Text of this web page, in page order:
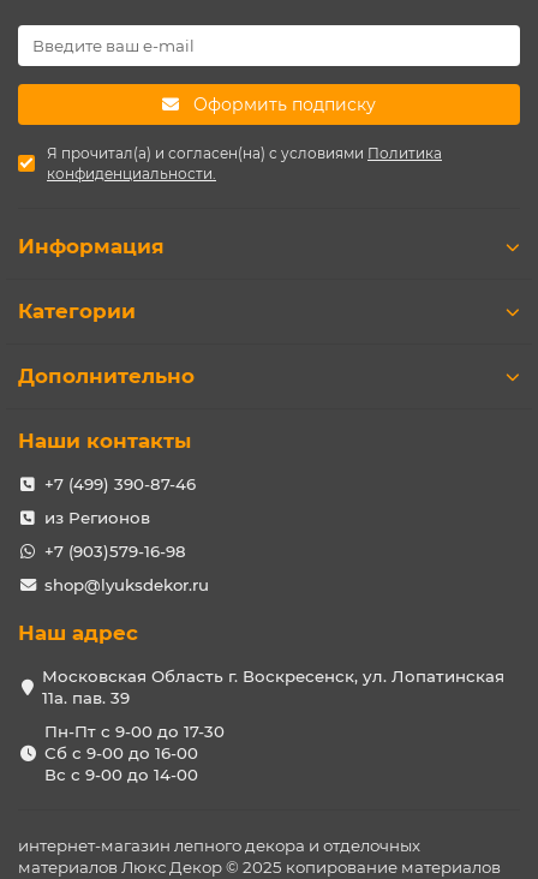
Оформить подписку
Я прочитал(а) и согласен(на) с условиями Политика
конфиденциальности.
Информация
Категории
Дополнительно
Наши контакты
+7 (499) 390-87-46
из Регионов
+7 (903)579-16-98
shop@lyuksdekor.ru
Наш адрес
Московская Область г. Воскресенск, ул. Лопатинская
11а. пав. 39
Пн-Пт с 9-00 до 17-30
Сб с 9-00 до 16-00
Вс с 9-00 до 14-00
интернет-магазин лепного декора и отделочных
материалов Люкс Декор © 2025 копирование материалов